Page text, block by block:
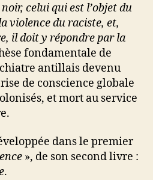
celui qui est l’objet du
violence du raciste, et,
il doit y répondre par la
fondamentale de
antillais devenu
de conscience globale
et mort au service
dans le premier
», de son second livre :
.